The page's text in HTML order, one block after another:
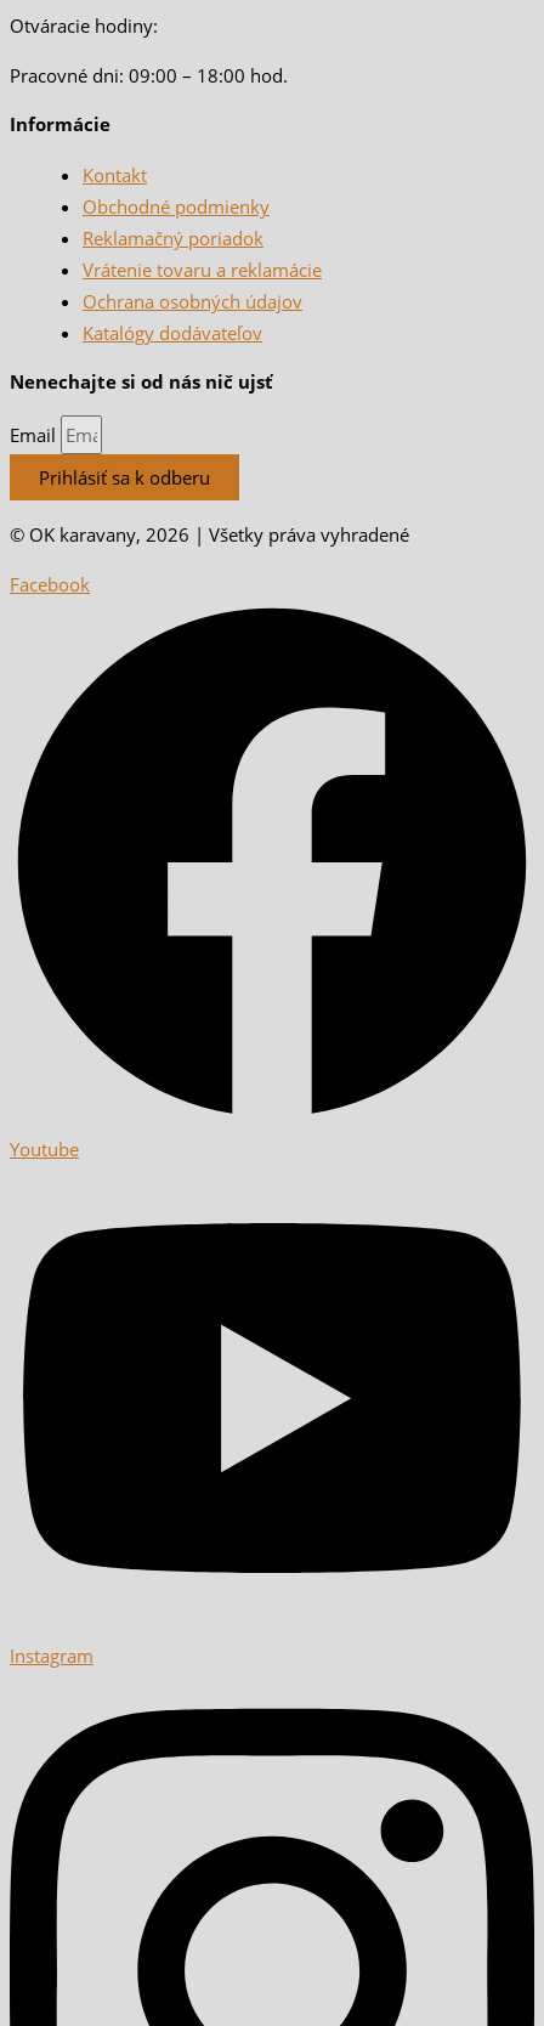
Otváracie hodiny:
Pracovné dni: 09:00 – 18:00 hod.
Informácie
Kontakt
Obchodné podmienky
Reklamačný poriadok
Vrátenie tovaru a reklamácie
Ochrana osobných údajov
Katalógy dodávateľov
Nenechajte si od nás nič ujsť
Email
Prihlásiť sa k odberu
© OK karavany, 2026 | Všetky práva vyhradené
Facebook
Youtube
Instagram